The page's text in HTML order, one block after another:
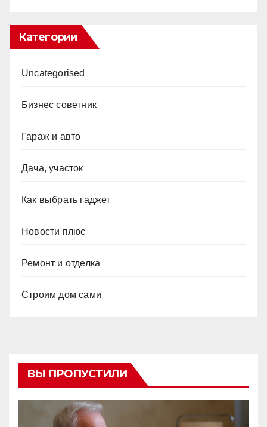
Категории
Uncategorised
Бизнес советник
Гараж и авто
Дача, участок
Как выбрать гаджет
Новости плюс
Ремонт и отделка
Строим дом сами
ВЫ ПРОПУСТИЛИ